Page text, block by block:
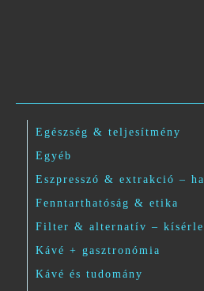
Egészség & teljesítmény
Egyéb
Eszpresszó & extrakció –
Fenntarthatóság & etika
Filter & alternatív –
Kávé + gasztronómia
Kávé és tudomány